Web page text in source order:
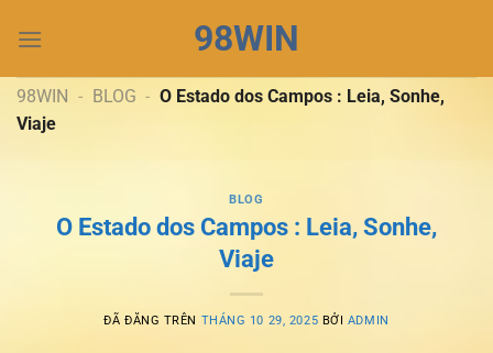
đến
dung
98WIN
98WIN - BLOG - O Estado dos Campos : Leia, Sonhe,
Viaje
BLOG
O Estado dos Campos : Leia, Sonhe,
Viaje
ĐÃ ĐĂNG TRÊN THÁNG 10 29, 2025 BỞI ADMIN